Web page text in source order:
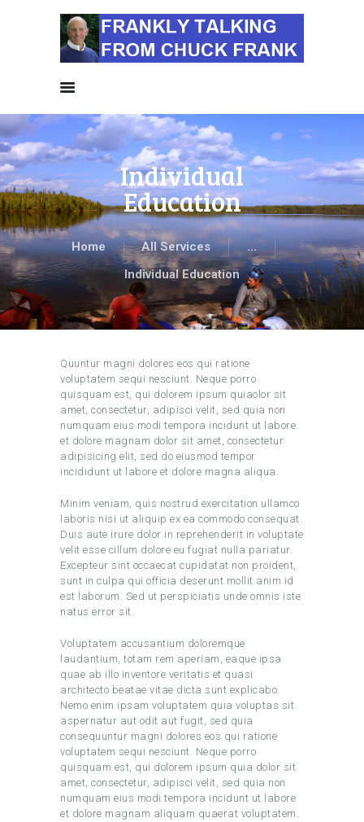
Individual
Education
Home All Services
...
Individual Education
HOME
ALL NEWS
CATEGORIES
SIERRA CLUB NEWS
ABOUT ME
PHOTOS
TAKE ACTION
Quuntur magni dolores eos qui ratione
voluptatem sequi nesciunt. Neque porro
quisquam est, qui dolorem ipsum quiaolor sit
amet, consectetur, adipisci velit, sed quia non
numquam eius modi tempora incidunt ut labore
et dolore magnam dolor sit amet, consectetur
adipisicing elit, sed do eiusmod tempor
incididunt ut labore et dolore magna aliqua.
Minim veniam, quis nostrud exercitation ullamco
laboris nisi ut aliquip ex ea commodo consequat.
Duis aute irure dolor in reprehenderit in voluptate
velit esse cillum dolore eu fugiat nulla pariatur.
Excepteur sint occaecat cupidatat non proident,
sunt in culpa qui officia deserunt mollit anim id
est laborum. Sed ut perspiciatis unde omnis iste
natus error sit.
Voluptatem accusantium doloremque
laudantium, totam rem aperiam, eaque ipsa
quae ab illo inventore veritatis et quasi
architecto beatae vitae dicta sunt explicabo.
Nemo enim ipsam voluptatem quia voluptas sit
aspernatur aut odit aut fugit, sed quia
consequuntur magni dolores eos qui ratione
voluptatem sequi nesciunt. Neque porro
quisquam est, qui dolorem ipsum quia dolor sit
amet, consectetur, adipisci velit, sed quia non
numquam eius modi tempora incidunt ut labore
et dolore magnam aliquam quaerat voluptatem.